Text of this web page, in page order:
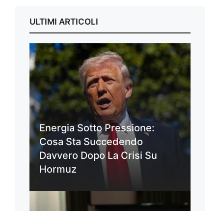
ULTIMI ARTICOLI
Energia Sotto Pressione:
Cosa Sta Succedendo
Davvero Dopo La Crisi Su
Hormuz